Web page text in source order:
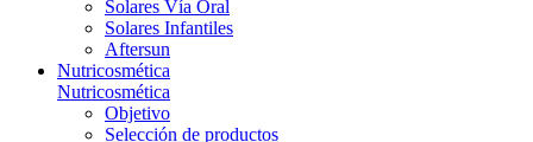
Solares Vía Oral
Solares Infantiles
Aftersun
Nutricosmética
Nutricosmética
Objetivo
Selección de productos